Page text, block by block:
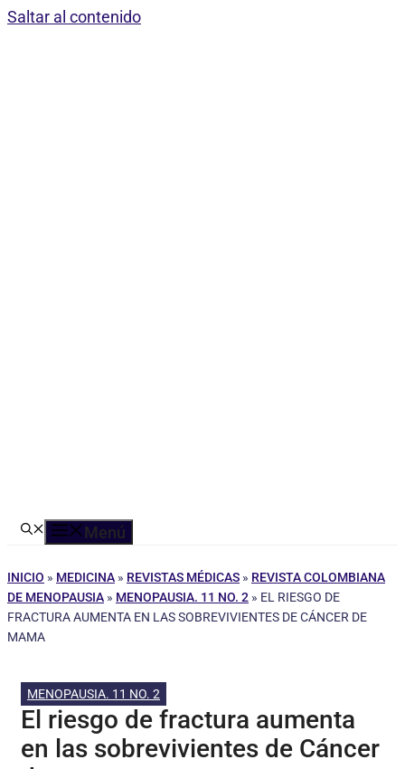
Saltar al contenido
Menú
INICIO » MEDICINA » REVISTAS MÉDICAS » REVISTA COLOMBIANA
DE MENOPAUSIA » MENOPAUSIA. 11 NO. 2 » EL RIESGO DE
FRACTURA AUMENTA EN LAS SOBREVIVIENTES DE CÁNCER DE
MAMA
MENOPAUSIA. 11 NO. 2
El riesgo de fractura aumenta
en las sobrevivientes de Cáncer